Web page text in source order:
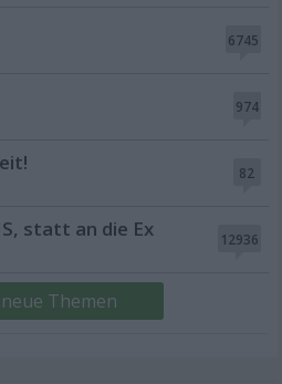
6745
974
82
12936
statt an die Ex
Themen